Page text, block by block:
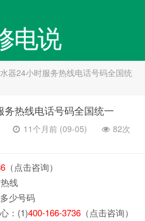
电说
器24小时服务热线电话号码全国统
务热线电话号码全国统一
11个月前 (09-05)
82次
（点击咨询）
线
少号码
：(1)400-166-3736 （点击咨询）